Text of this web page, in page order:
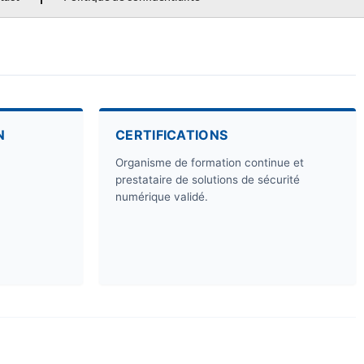
CERTIFICATIONS
Organisme de formation continue et
prestataire de solutions de sécurité
numérique validé.